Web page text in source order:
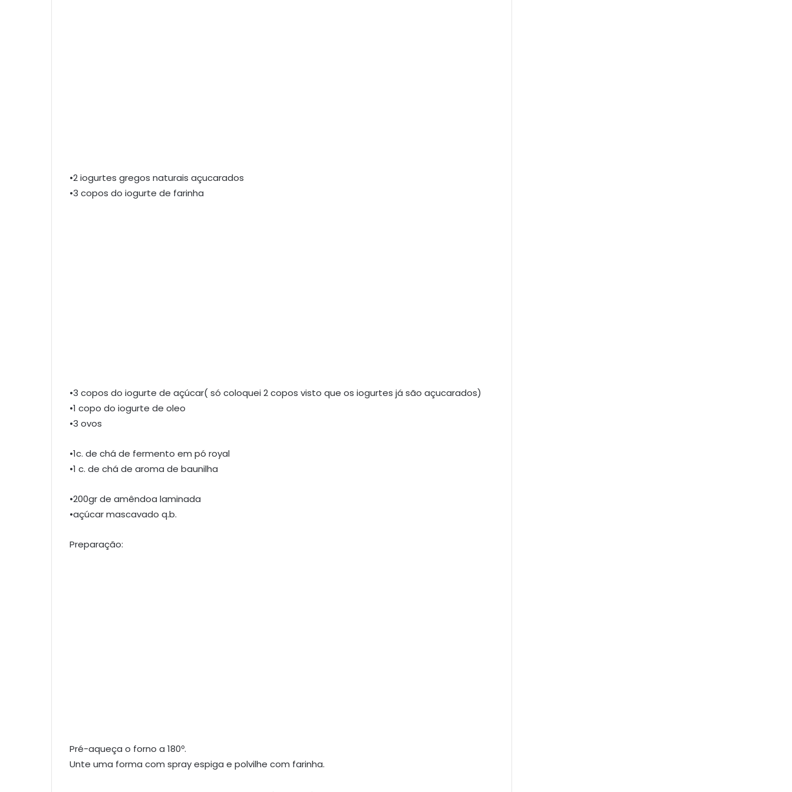
•2 iogurtes gregos naturais açucarados
•3 copos do iogurte de farinha
•3 copos do iogurte de açúcar( só coloquei 2 copos visto que os iogurtes já são açucarados)
•1 copo do iogurte de oleo
•3 ovos
•1c. de chá de fermento em pó royal
•1 c. de chá de aroma de baunilha
•200gr de amêndoa laminada
•açúcar mascavado q.b.
Preparação:
Pré-aqueça o forno a 180º.
Unte uma forma com spray espiga e polvilhe com farinha.